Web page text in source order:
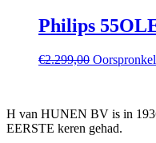
Philips
€2.299,00
H van HUNEN BV is in
EERSTE keren gehad.